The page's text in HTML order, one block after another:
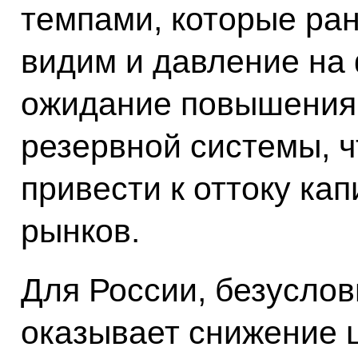
темпами, которые
видим и давление
ожидание
резервной системы,
привести к оттоку
рынков.
Для России,
оказывает